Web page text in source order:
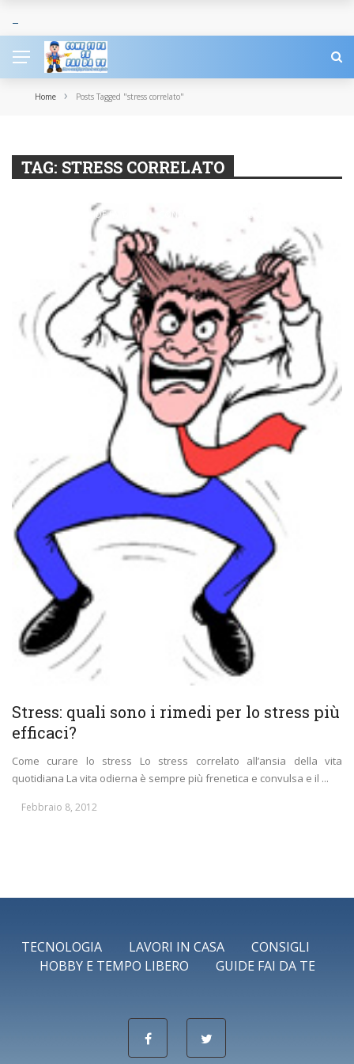
Home › Posts Tagged "stress correlato"
TAG: STRESS CORRELATO
CARRELLATA DI GUIDE FAI DA TE CONSIGLI CURA E BENESSERE
Stress: quali sono i rimedi per lo stress più
efficaci?
Come curare lo stress Lo stress correlato all’ansia della vita
quotidiana La vita odierna è sempre più frenetica e convulsa e il ...
Febbraio 8, 2012
TECNOLOGIA LAVORI IN CASA
CONSIGLI
HOBBY E TEMPO LIBERO
GUIDE FAI DA TE